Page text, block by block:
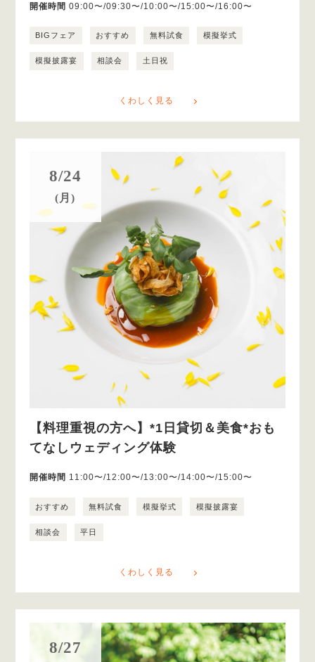
開催時間 09:00〜/09:30〜/10:00〜/15:00〜/16:00〜
BIGフェア おすすめ 無料試食 模擬挙式
模擬披露宴 相談会 土日祝
くわしく見る
8/24
(月)
【料理重視の方へ】*1日貸切＆美食*おも
てなしウェディング体験
開催時間 11:00〜/12:00〜/13:00〜/14:00〜/15:00〜
おすすめ 無料試食 模擬挙式 模擬披露宴
相談会 平日
くわしく見る
8/27